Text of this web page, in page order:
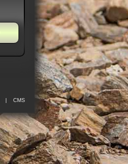
CMS